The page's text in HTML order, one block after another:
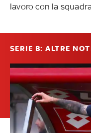
lavoro con la
SERIE B: ALTRE